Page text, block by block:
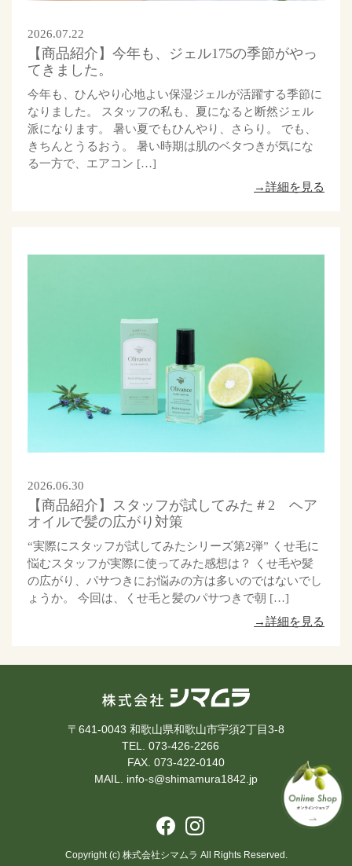
2026.07.22
【商品紹介】今年も、ジェル175の季節がやっ
てきました。
今年も、ひんやり心地よい保湿ジェルが活躍する季節に
なりました。 スタッフの私も、夏になると断然ジェル
派になります。 暑い夏でもひんやり、さらり。 でも、
きちんとうるおう。 暑い時期は肌のベタつきが気にな
る一方で、エアコン […]
→詳細を見る
2026.06.30
【商品紹介】スタッフが試してみた＃2 ヘア
オイルで髪の広がり対策
“実際にスタッフが試してみたシリーズ第2弾” くせ毛に
悩むスタッフが実際に使ってみた感想は？ くせ毛や髪
の広がり、パサつきにお悩みの方は多いのではないでし
ょうか。 今回は、くせ毛と髪のパサつきで朝 […]
→詳細を見る
〒641-0043 和歌山県和歌山市宇須2丁目3-8
TEL. 073-426-2266
FAX. 073-422-0140
MAIL. info-s@shimamura1842.jp
Copyright (c) 株式会社シマムラ All Rights Reserved.